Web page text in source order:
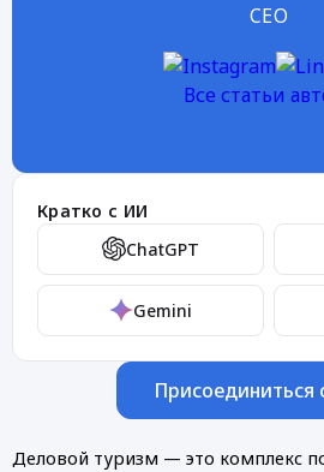
CEO
Все статьи
Кратко с ИИ
ChatGPT
Gemini
Присоединиться
Деловой туризм — это комплекс